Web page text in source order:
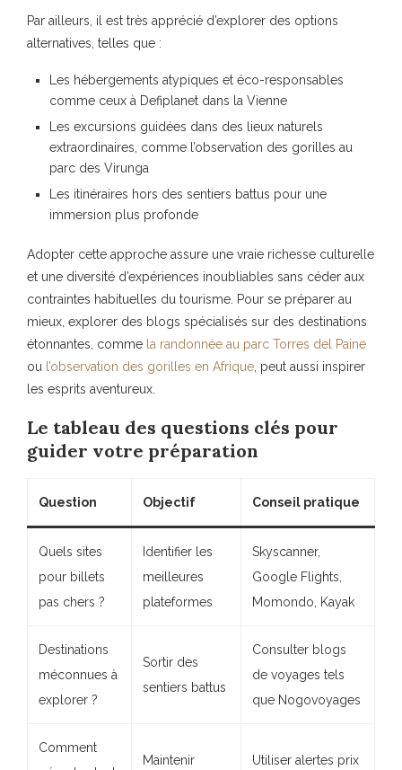
Par ailleurs, il est très apprécié d’explorer des options
alternatives, telles que :
Les hébergements atypiques et éco-responsables
comme ceux à Defiplanet dans la Vienne
Les excursions guidées dans des lieux naturels
extraordinaires, comme l’observation des gorilles au
parc des Virunga
Les itinéraires hors des sentiers battus pour une
immersion plus profonde
Adopter cette approche assure une vraie richesse culturelle
et une diversité d’expériences inoubliables sans céder aux
contraintes habituelles du tourisme. Pour se préparer au
mieux, explorer des blogs spécialisés sur des destinations
étonnantes, comme la randonnée au parc Torres del Paine
ou l’observation des gorilles en Afrique , peut aussi inspirer
les esprits aventureux.
Le tableau des questions clés pour
guider votre préparation
Question Objectif Conseil pratique
Quels sites
pour billets
pas chers ?
Identifier les
meilleures
plateformes
Skyscanner,
Google Flights,
Momondo, Kayak
Destinations
méconnues à
explorer ?
Sortir des
sentiers battus
Consulter blogs
de voyages tels
que Nogovoyages
Comment
Maintenir Utiliser alertes prix